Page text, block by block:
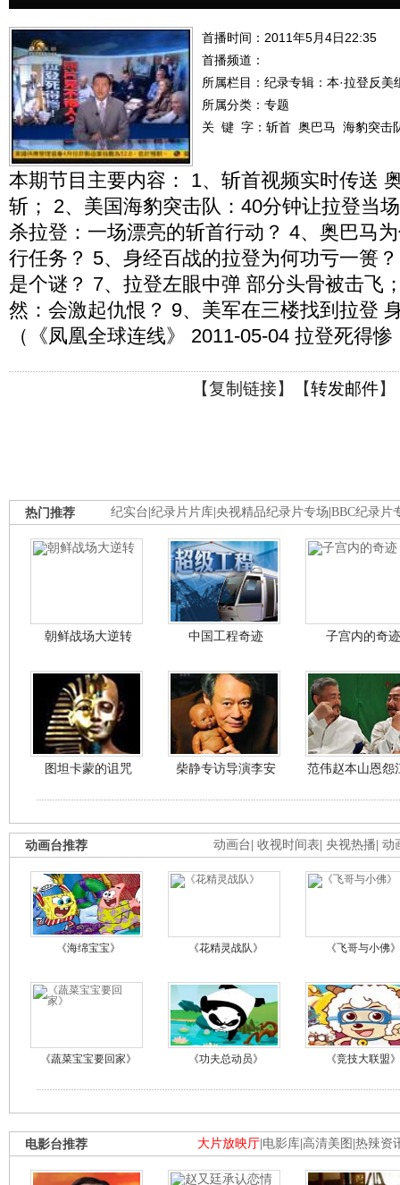
首播时间：2011年5月4日22:35
首播频道：
所属栏目： 纪录专辑：本·拉登反美
所属分类：专题
关 键 字： 斩首 奥巴马 海豹突击
本期节目主要内容： 1、斩首视频实时传送
斩； 2、美国海豹突击队：40分钟让拉登当
杀拉登：一场漂亮的斩首行动？ 4、奥巴马
行任务？ 5、身经百战的拉登为何功亏一篑
是个谜？ 7、拉登左眼中弹 部分头骨被击飞
然：会激起仇恨？ 9、美军在三楼找到拉登
（《凤凰全球连线》 2011-05-04 拉登死得
【复制链接】【转发邮件】
纪实台 纪录片片库 央视精品纪录片专场 BBC纪录片
热门推荐
朝鲜战场大逆转 中国工程奇迹 子宫内的奇迹
图坦卡蒙的诅咒 柴静专访导演李安 范伟赵本山恩怨
动画台 收视时间表 央视热播 动
动画台推荐
《海绵宝宝》 《花精灵战队》 《飞哥与小佛》
《蔬菜宝宝要回家》 《功夫总动员》 《竞技大联盟》
大片放映厅 电影库 高清美图 热辣资
电影台推荐